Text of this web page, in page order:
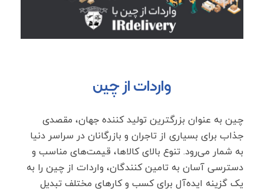
واردات از چین
چین به عنوان بزرگترین تولید کننده جهان، مقصدی
جذاب برای بسیاری از تاجران و بازرگانان در سراسر دنیا
به شمار می‌رود. تنوع بالای کالاها، قیمت‌های مناسب و
دسترسی آسان به تامین کنندگان، واردات از چین را به
یک گزینه ایده‌آل برای کسب و کارهای مختلف تبدیل